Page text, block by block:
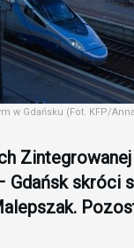
w Gdańsku (Fot. KFP/
Gdańsk